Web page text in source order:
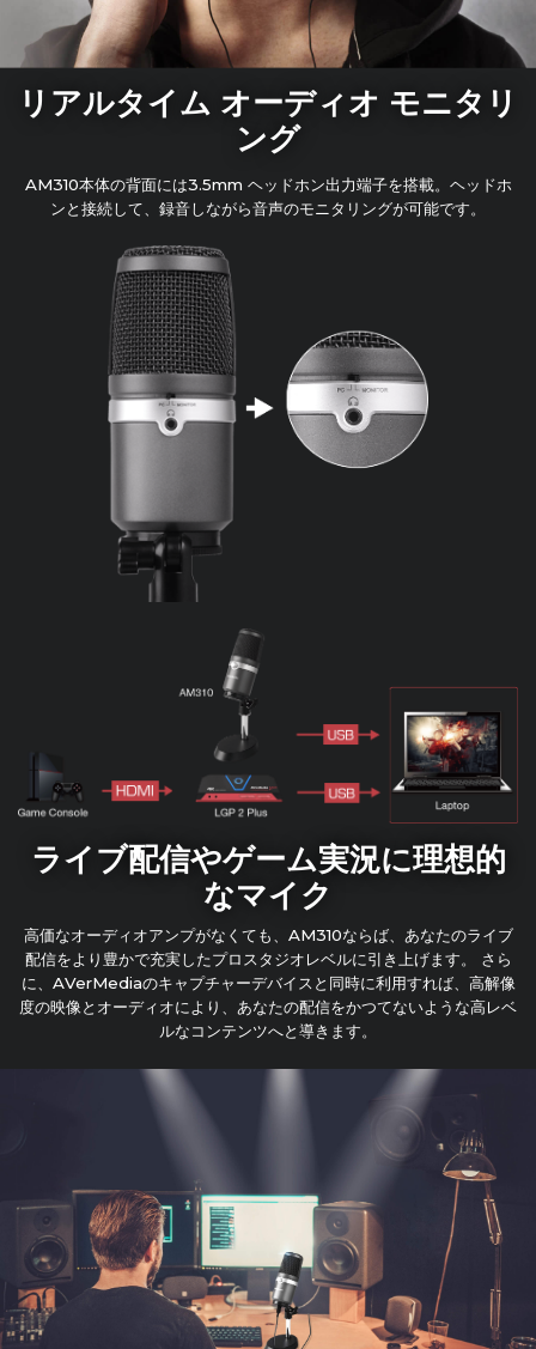
リアルタイム オーディオ モニタリ
ング
AM310本体の背面には3.5mm ヘッドホン出力端子を搭載。ヘッドホ
ンと接続して、録音しながら音声のモニタリングが可能です。
ライブ配信やゲーム実況に理想的
なマイク
高価なオーディオアンプがなくても、AM310ならば、あなたのライブ
配信をより豊かで充実したプロスタジオレベルに引き上げます。 さら
に、AVerMediaのキャプチャーデバイスと同時に利用すれば、高解像
度の映像とオーディオにより、あなたの配信をかつてないような高レベ
ルなコンテンツへと導きます。